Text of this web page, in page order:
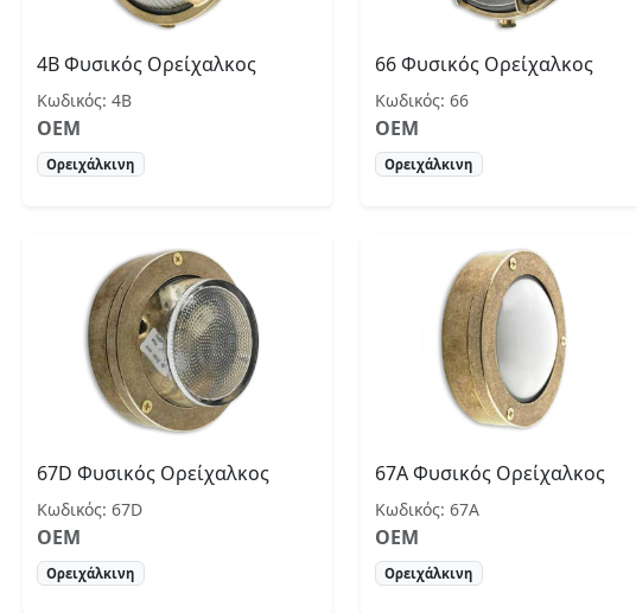
4Β Φυσικός Ορείχαλκος
Κωδικός: 4Β
OEM
Ορειχάλκινη
66 Φυσικός Ορείχαλκος
Κωδικός: 66
OEM
Ορειχάλκινη
67D Φυσικός Ορείχαλκος
Κωδικός: 67D
OEM
Ορειχάλκινη
67A Φυσικός Ορείχαλκος
Κωδικός: 67A
OEM
Ορειχάλκινη